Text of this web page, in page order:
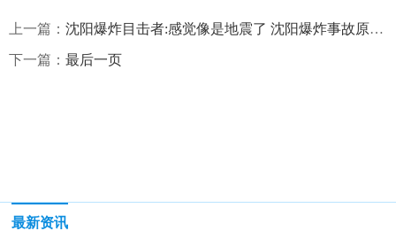
上一篇： 沈阳爆炸目击者:感觉像是地震了 沈阳爆炸事故原因伤亡情况揭秘
下一篇： 最后一页
最新资讯